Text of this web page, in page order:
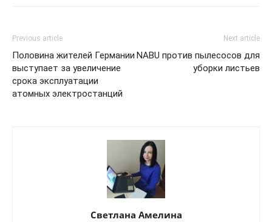
Previous article
Половина жителей Германии
выступает за увеличение
срока эксплуатации
атомных электростанций
Next article
NABU против пылесосов для
уборки листьев
Светлана Амелина